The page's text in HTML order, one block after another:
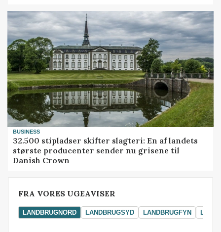
BUSINESS
32.500 stipladser skifter slagteri: En af landets
største producenter sender nu grisene til
Danish Crown
FRA VORES UGEAVISER
LANDBRUGNORD LANDBRUGSYD LANDBRUGFYN